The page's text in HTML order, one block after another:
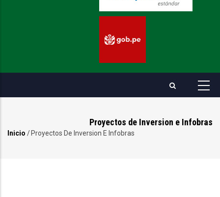
Proyectos de Inversion e Infobras
Sobrescribir
Inicio / Proyectos De Inversion E Infobras